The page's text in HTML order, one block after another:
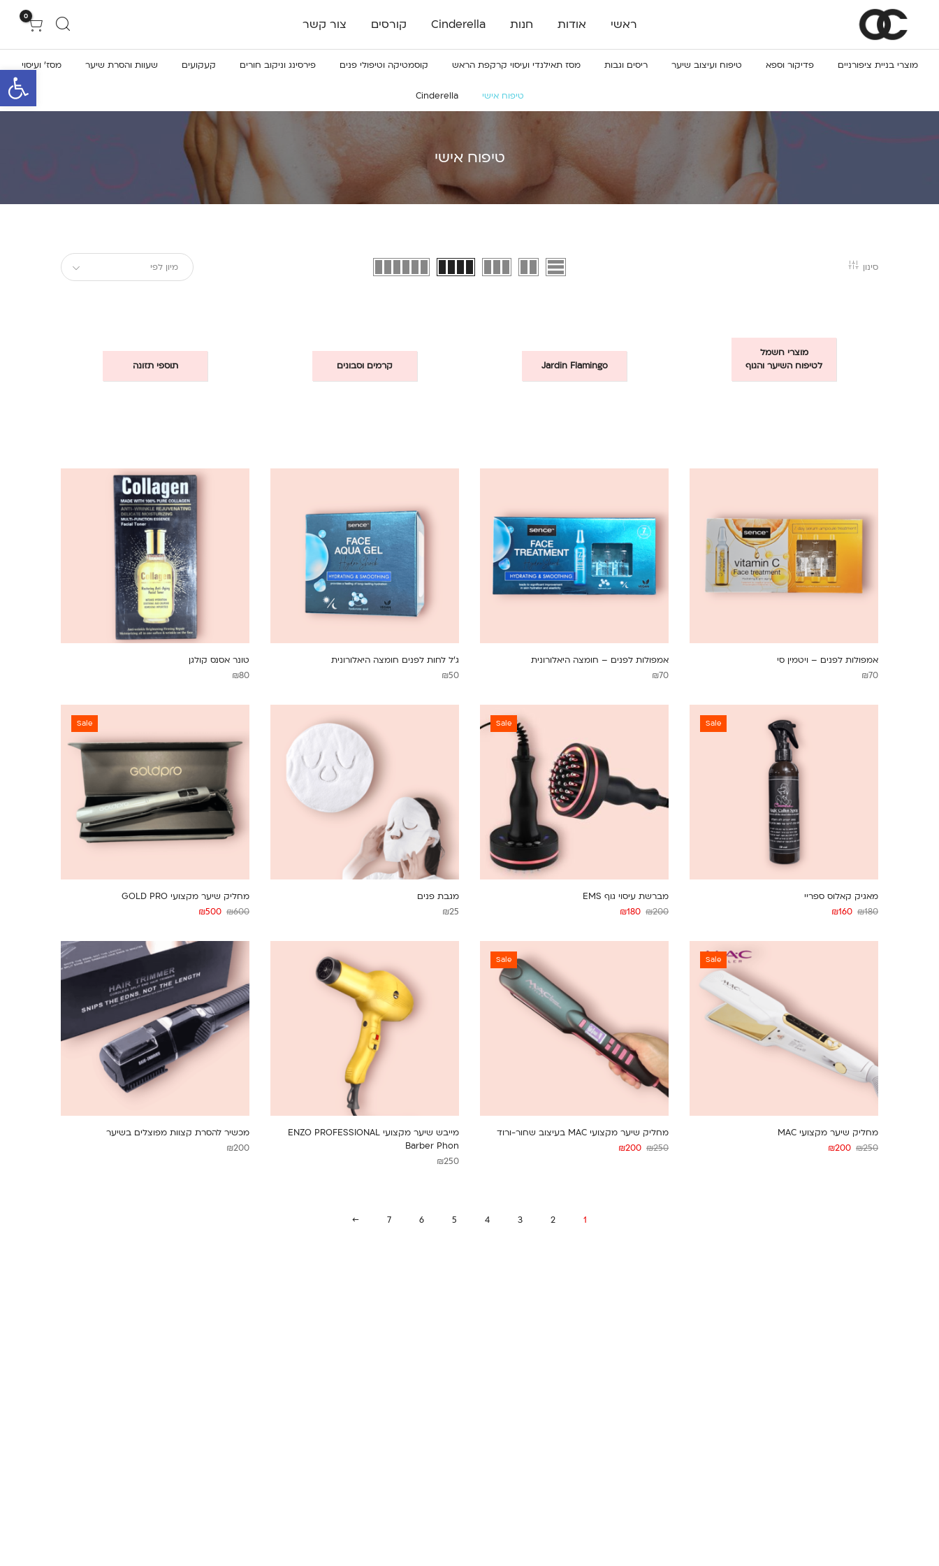
פתח
ראשי אודות חנות Cinderella קורסים צור קשר
0
מוצרי בניית ציפורניים פדיקור וספא טיפוח ועיצוב שיער ריסים וגבות מסז תאילנדי ועיסוי קרקפת הראש קוסמטיקה וטיפולי פנים פירסינג וניקוב חורים קעקועים שעוות והסרת שיער מסז’ ועיסוי
טיפוח אישי Cinderella
טיפוח אישי
סינון מיון לפי
מוצרי חשמל
לטיפוח השיער והגוף
Jardin Flamingo קרמים וסבונים תוספי תזונה
אמפולות לפנים – ויטמין סי
₪70
אמפולות לפנים – חומצה היאלורונית
₪70
ג’ל לחות לפנים חומצה היאלורונית
₪50
טונר אסנס קולגן
₪80
Sale
מאגיק קאלוס ספריי
₪180
₪160
Sale
מברשת עיסוי גוף EMS
₪200
₪180
מגבת פנים
₪25
Sale
מחליק שיער מקצועי GOLD PRO
₪600
₪500
Sale
מחליק שיער מקצועי MAC
₪250
₪200
Sale
מחליק שיער מקצועי MAC בעיצוב שחור-ורוד
₪250
₪200
מייבש שיער מקצועי ENZO PROFESSIONAL
Barber Phon
₪250
מכשיר להסרת קצוות מפוצלים בשיער
₪200
1
2
3
4
5
6
7
→